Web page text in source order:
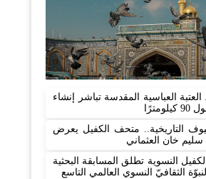
العباسية المقدسة تباشر إنشاء
التاريخية.. متحف الكفيل يعرض
خان العثماني
النسوية تطلق المسابقة البحثية
الثقافيّ النسوي العالمي التاسع